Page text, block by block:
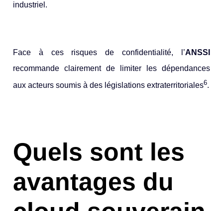
industriel.
Face à ces risques de confidentialité, l’ANSSI
recommande clairement de limiter les dépendances
aux acteurs soumis à des législations extraterritoriales6.
Quels sont les
avantages du